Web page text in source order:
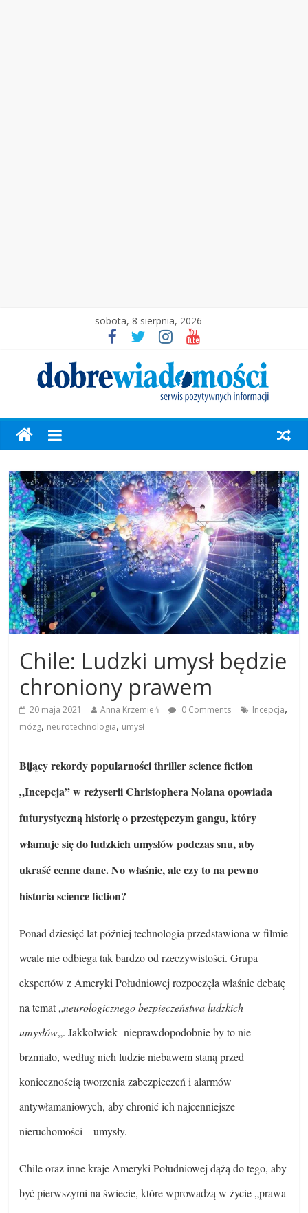
sobota, 8 sierpnia, 2026
Chile: Ludzki umysł będzie
chroniony prawem
20 maja 2021 Anna Krzemień 0 Comments Incepcja,
mózg, neurotechnologia, umysł
Bijący rekordy popularności thriller science fiction
„Incepcja” w reżyserii Christophera Nolana opowiada
futurystyczną historię o przestępczym gangu, który
włamuje się do ludzkich umysłów podczas snu, aby
ukraść cenne dane. No właśnie, ale czy to na pewno
historia science fiction?
Ponad dziesięć lat później technologia przedstawiona w filmie
wcale nie odbiega tak bardzo od rzeczywistości.Grupa
ekspertów z Ameryki Południowej rozpoczęła właśnie debatę
na temat „neurologicznego bezpieczeństwa ludzkich
umysłów„. Jakkolwiek nieprawdopodobnie by to nie
brzmiało, według nich ludzie niebawem staną przed
koniecznością tworzenia zabezpieczeń i alarmów
antywłamaniowych, aby chronić ich najcenniejsze
nieruchomości – umysły.
Chile oraz inne kraje Ameryki Południowej dążą do tego, aby
być pierwszymi na świecie, które wprowadzą w życie „prawa